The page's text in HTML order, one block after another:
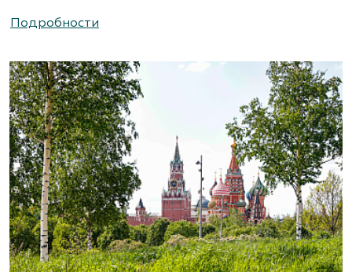
Подробности